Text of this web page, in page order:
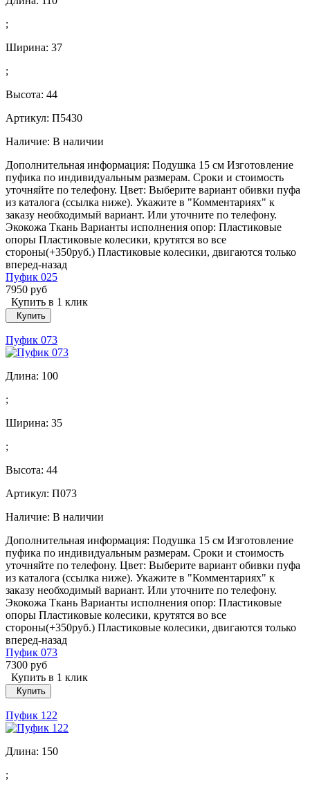
;
Ширина: 37
;
Высота: 44
Артикул: П5430
Наличие: В наличии
Дополнительная информация: Подушка 15 см Изготовление
пуфика по индивидуальным размерам. Сроки и стоимость
уточняйте по телефону. Цвет: Выберите вариант обивки пуфа
из каталога (ссылка ниже). Укажите в "Комментариях" к
заказу необходимый вариант. Или уточните по телефону.
Экокожа Ткань Варианты исполнения опор: Пластиковые
опоры Пластиковые колесики, крутятся во все
стороны(+350руб.) Пластиковые колесики, двигаются только
вперед-назад
Пуфик 025
7950 руб
Купить в 1 клик
Купить
Пуфик 073
Длина: 100
;
Ширина: 35
;
Высота: 44
Артикул: П073
Наличие: В наличии
Дополнительная информация: Подушка 15 см Изготовление
пуфика по индивидуальным размерам. Сроки и стоимость
уточняйте по телефону. Цвет: Выберите вариант обивки пуфа
из каталога (ссылка ниже). Укажите в "Комментариях" к
заказу необходимый вариант. Или уточните по телефону.
Экокожа Ткань Варианты исполнения опор: Пластиковые
опоры Пластиковые колесики, крутятся во все
стороны(+350руб.) Пластиковые колесики, двигаются только
вперед-назад
Пуфик 073
7300 руб
Купить в 1 клик
Купить
Пуфик 122
Длина: 150
;